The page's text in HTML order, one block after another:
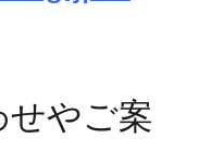
やご案